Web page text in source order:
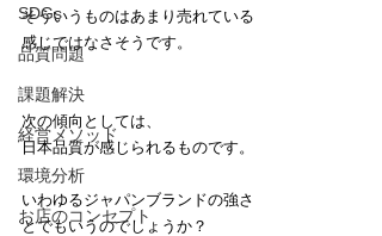
SDGs
品質問題
課題解決
経営メソッド
環境分析
お店のコンセプト
そういうものはあまり売れている
感じではなさそうです。
次の傾向としては、
日本品質が感じられるものです。
いわゆるジャパンブランドの強さ
とでもいうのでしょうか？